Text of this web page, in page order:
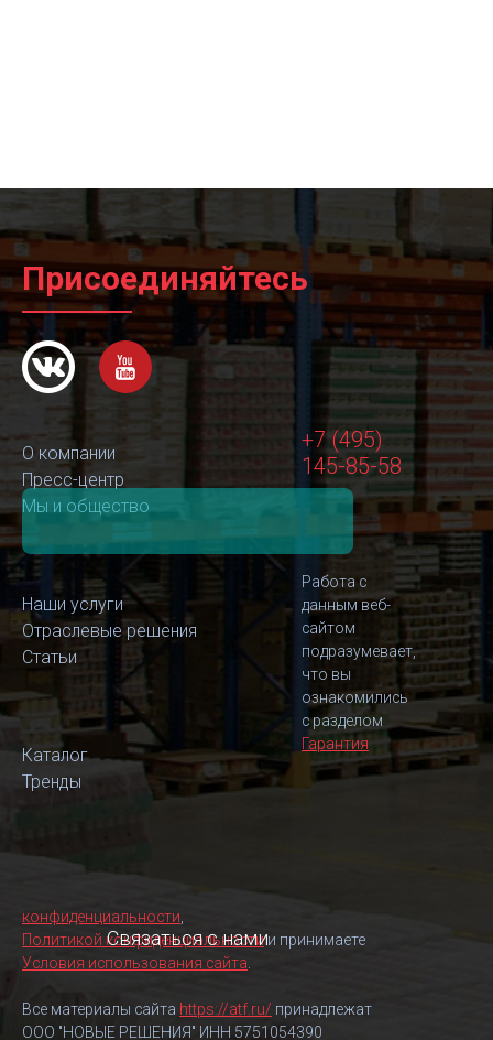
Присоединяйтесь
О компании
Пресс-центр
Мы и общество
Наши услуги
Отраслевые решения
Статьи
Каталог
Тренды
+7 (495)
145-85-58
Связаться с нами
Работа с
данным веб-
сайтом
подразумевает,
что вы
ознакомились
с разделом
Гарантия
конфиденциальности
Политикой конфиденциальностии принимаете
Условия использования сайта
Все материалы сайта https://atf.ru/ принадлежат
ООО "НОВЫЕ РЕШЕНИЯ" ИНН 5751054390